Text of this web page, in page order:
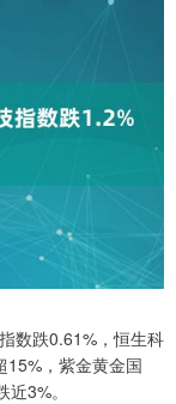
数跌0.61%，恒生科
15%，紫金黄金国
3%。